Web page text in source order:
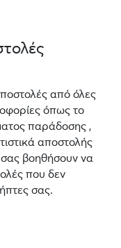
από όλες
όπως το
παράδοσης ,
αποστολής
βοηθήσουν να
που δεν
σας.